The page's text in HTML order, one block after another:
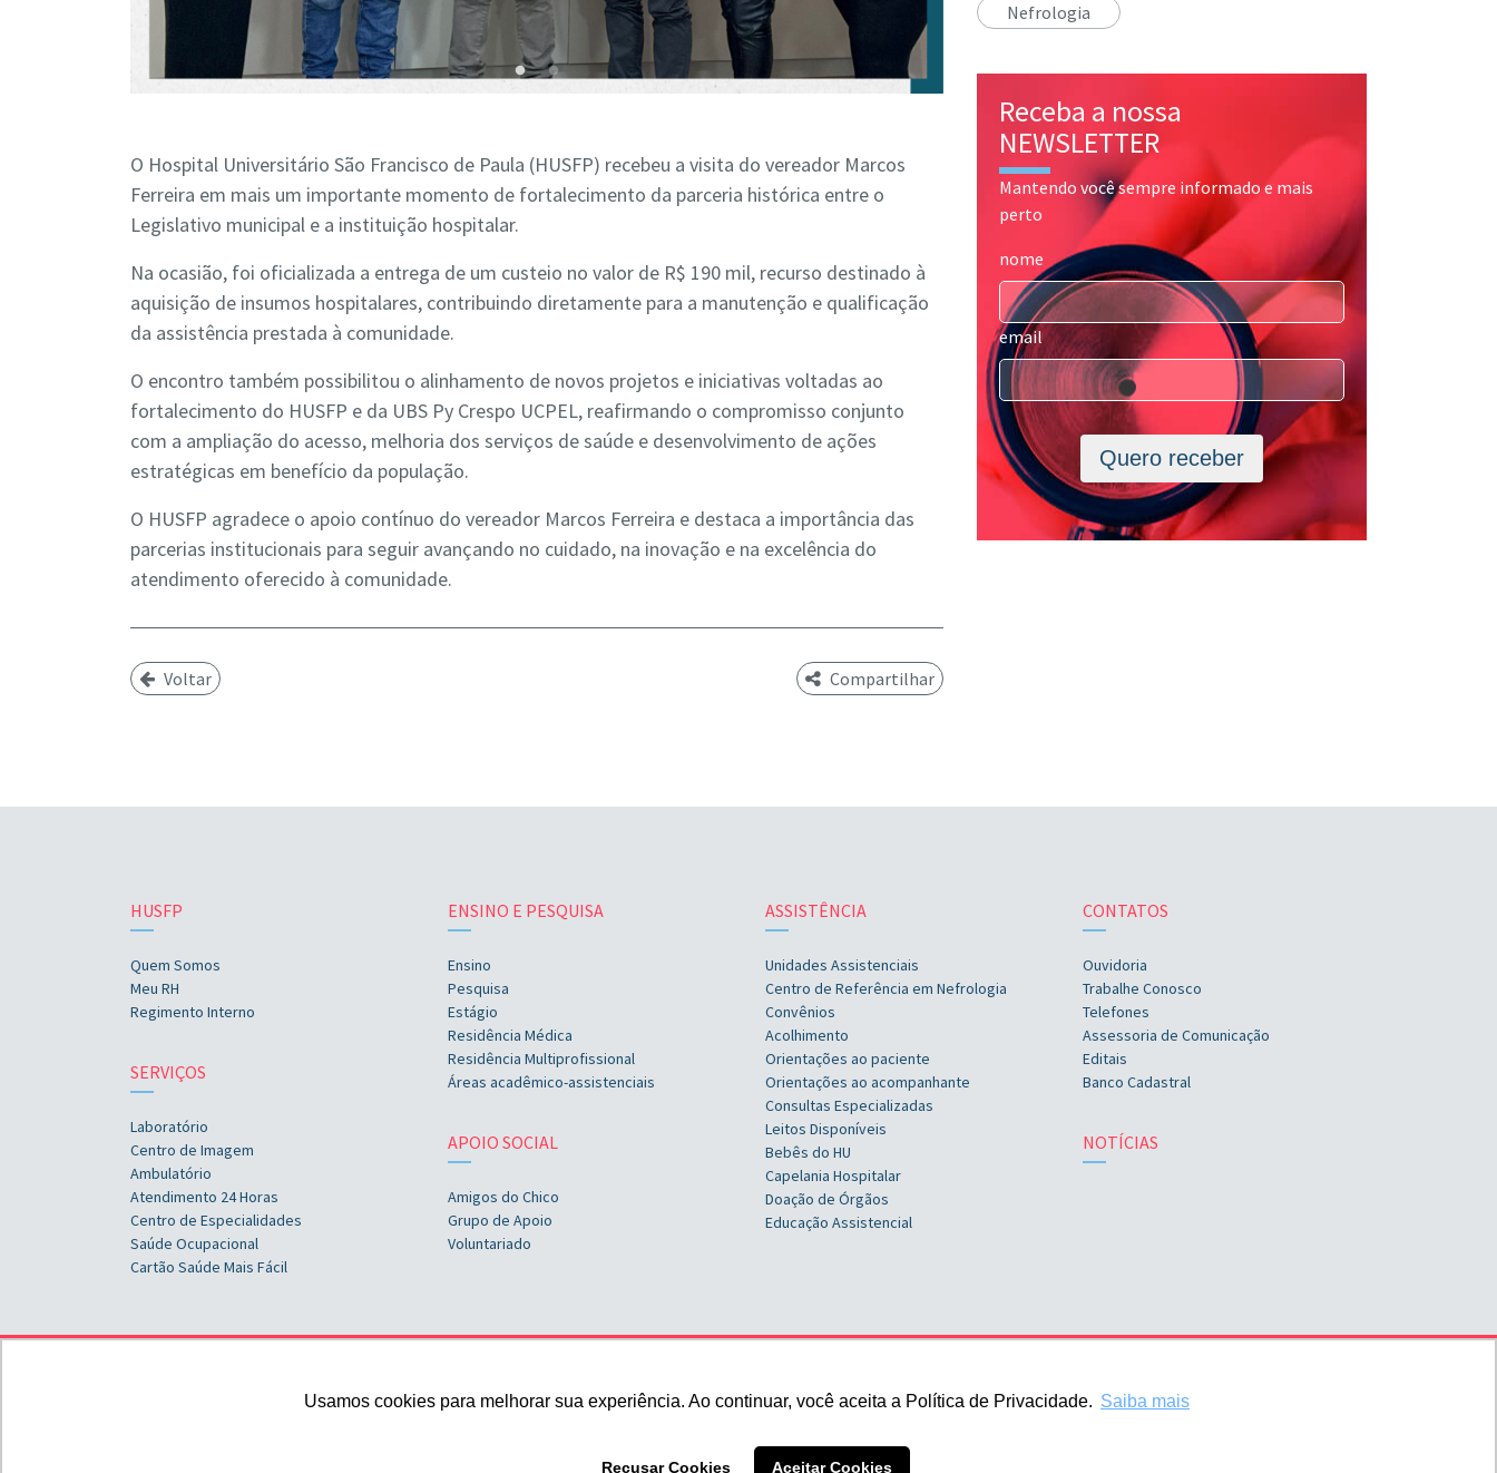
Usamos cookies para melhorar sua experiência. Ao continuar, você aceita a Política de Privacidade. Saiba mais
Recusar Cookies Aceitar Cookies
O Hospital Universitário São Francisco de Paula (HUSFP) recebeu a visita do vereador Marcos
Ferreira em mais um importante momento de fortalecimento da parceria histórica entre o
Legislativo municipal e a instituição hospitalar.
Na ocasião, foi oficializada a entrega de um custeio no valor de R$ 190 mil, recurso destinado à
aquisição de insumos hospitalares, contribuindo diretamente para a manutenção e qualificação
da assistência prestada à comunidade.
O encontro também possibilitou o alinhamento de novos projetos e iniciativas voltadas ao
fortalecimento do HUSFP e da UBS Py Crespo UCPEL, reafirmando o compromisso conjunto
com a ampliação do acesso, melhoria dos serviços de saúde e desenvolvimento de ações
estratégicas em benefício da população.
O HUSFP agradece o apoio contínuo do vereador Marcos Ferreira e destaca a importância das
parcerias institucionais para seguir avançando no cuidado, na inovação e na excelência do
atendimento oferecido à comunidade.
Voltar Compartilhar
Nefrologia
Receba a nossa
NEWSLETTER
Mantendo você sempre informado e mais
perto
nome
email
Quero receber
HUSFP
Quem Somos
Meu RH
Regimento Interno
SERVIÇOS
Laboratório
Centro de Imagem
Ambulatório
Atendimento 24 Horas
Centro de Especialidades
Saúde Ocupacional
Cartão Saúde Mais Fácil
ENSINO E PESQUISA
Ensino
Pesquisa
Estágio
Residência Médica
Residência Multiprofissional
Áreas acadêmico-assistenciais
APOIO SOCIAL
Amigos do Chico
Grupo de Apoio
Voluntariado
ASSISTÊNCIA
Unidades Assistenciais
Centro de Referência em Nefrologia
Convênios
Acolhimento
Orientações ao paciente
Orientações ao acompanhante
Consultas Especializadas
Leitos Disponíveis
Bebês do HU
Capelania Hospitalar
Doação de Órgãos
Educação Assistencial
CONTATOS
Ouvidoria
Trabalhe Conosco
Telefones
Assessoria de Comunicação
Editais
Banco Cadastral
NOTÍCIAS
Pelotas/RS
contato@husfp.ucpel.edu.br